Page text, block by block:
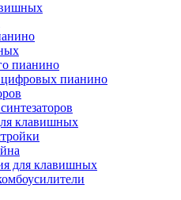
пианино
пианино
клавишных
для клавишных